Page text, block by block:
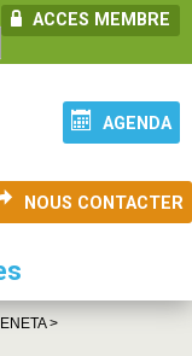
ACCES MEMBRE
AGENDA
NOUS CONTACTER
>